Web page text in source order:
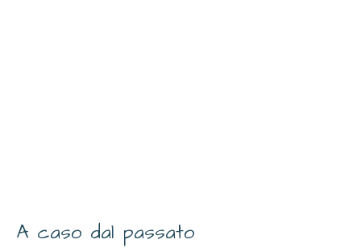
A caso dal passato